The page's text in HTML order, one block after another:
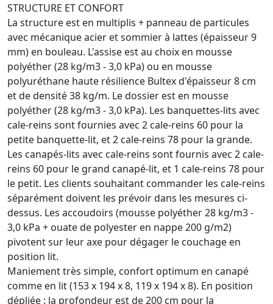
STRUCTURE ET CONFORT
La structure est en multiplis + panneau de particules
avec mécanique acier et sommier à lattes (épaisseur 9
mm) en bouleau. L'assise est au choix en mousse
polyéther (28 kg/m3 - 3,0 kPa) ou en mousse
polyuréthane haute résilience Bultex d'épaisseur 8 cm
et de densité 38 kg/m. Le dossier est en mousse
polyéther (28 kg/m3 - 3,0 kPa). Les banquettes-lits avec
cale-reins sont fournies avec 2 cale-reins 60 pour la
petite banquette-lit, et 2 cale-reins 78 pour la grande.
Les canapés-lits avec cale-reins sont fournis avec 2 cale-
reins 60 pour le grand canapé-lit, et 1 cale-reins 78 pour
le petit. Les clients souhaitant commander les cale-reins
séparément doivent les prévoir dans les mesures ci-
dessus. Les accoudoirs (mousse polyéther 28 kg/m3 -
3,0 kPa + ouate de polyester en nappe 200 g/m2)
pivotent sur leur axe pour dégager le couchage en
position lit.
Maniement très simple, confort optimum en canapé
comme en lit (153 x 194 x 8, 119 x 194 x 8). En position
dépliée : la profondeur est de 200 cm pour la